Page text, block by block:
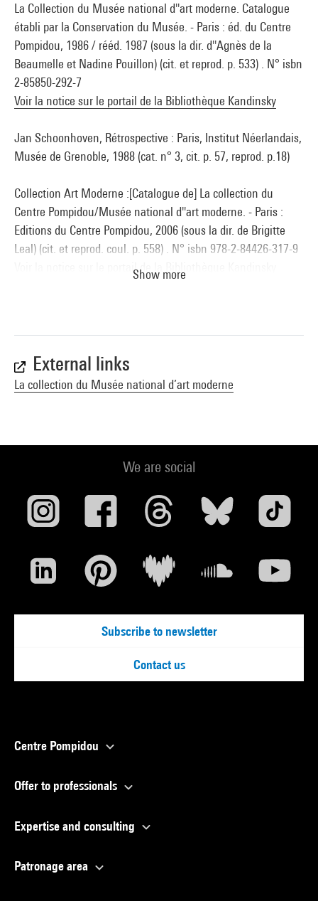
module l’absence de motif et le papier mâché l’absence de
facture ». Le titre du relief, qui dépend de l’année de
réalisation et de numérotation de l’œuvre, renforce l’idée de
rejet de toute valeur identitaire pour suggérer celle du
développement répétitif du concept initial.
Source :
Centre Pompidou, Musée national d’art moderne, sous la
direction de Brigitte Leal, Paris, Centre Pompidou, 2007
La Collection du Musée national d''art moderne. Catalogue
établi par la Conservation du Musée. - Paris : éd. du Centre
Pompidou, 1986 / rééd. 1987 (sous la dir. d''Agnès de la
Beaumelle et Nadine Pouillon) (cit. et reprod. p. 533) . N° isbn
2-85850-292-7
Voir la notice sur le portail de la Bibliothèque Kandinsky
Jan Schoonhoven, Rétrospective : Paris, Institut Néerlandais,
Musée de Grenoble, 1988 (cat. n° 3, cit. p. 57, reprod. p.18)
Collection Art Moderne :[Catalogue de] La collection du
Centre Pompidou/Musée national d''art moderne. - Paris :
Editions du Centre Pompidou, 2006 (sous la dir. de Brigitte
Leal) (cit. et reprod. coul. p. 558) . N° isbn 978-2-84426-317-9
Voir la notice sur le portail de la Bibliothèque Kandinsky
Show more
External links
La collection du Musée national d’art moderne
We are social
Subscribe to newsletter
Contact us
Centre Pompidou
Offer to professionals
Expertise and consulting
Patronage area